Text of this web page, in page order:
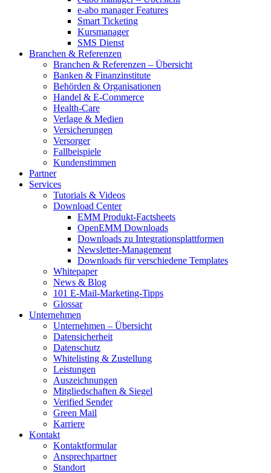
e-abo manager Features
Smart Ticketing
Kursmanager
SMS Dienst
Branchen & Referenzen
Branchen & Referenzen – Übersicht
Banken & Finanzinstitute
Behörden & Organisationen
Handel & E-Commerce
Health-Care
Verlage & Medien
Versicherungen
Versorger
Fallbeispiele
Kundenstimmen
Partner
Services
Tutorials & Videos
Download Center
EMM Produkt-Factsheets
OpenEMM Downloads
Downloads zu Integrationsplattformen
Newsletter-Management
Downloads für verschiedene Templates
Whitepaper
News & Blog
101 E-Mail-Marketing-Tipps
Glossar
Unternehmen
Unternehmen – Übersicht
Datensicherheit
Datenschutz
Whitelisting & Zustellung
Leistungen
Auszeichnungen
Mitgliedschaften & Siegel
Verified Sender
Green Mail
Karriere
Kontakt
Kontaktformular
Ansprechpartner
Standort